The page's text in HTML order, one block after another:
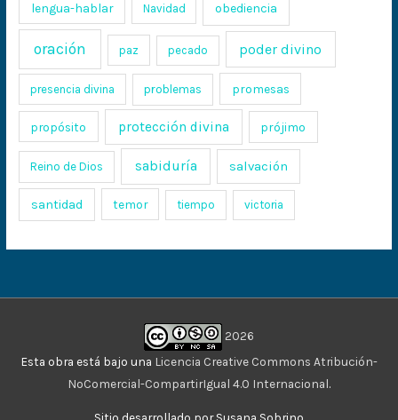
lengua-hablar Navidad obediencia
oración paz pecado poder divino
presencia divina problemas promesas
propósito protección divina prójimo
Reino de Dios sabiduría salvación
santidad temor tiempo victoria
2026
Esta obra está bajo una Licencia Creative Commons Atribución-
NoComercial-CompartirIgual 4.0 Internacional.